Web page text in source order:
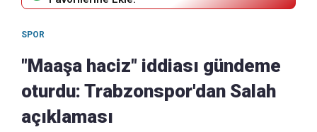
SPOR
"Maaşa haciz" iddiası gündeme
oturdu: Trabzonspor'dan Salah
açıklaması